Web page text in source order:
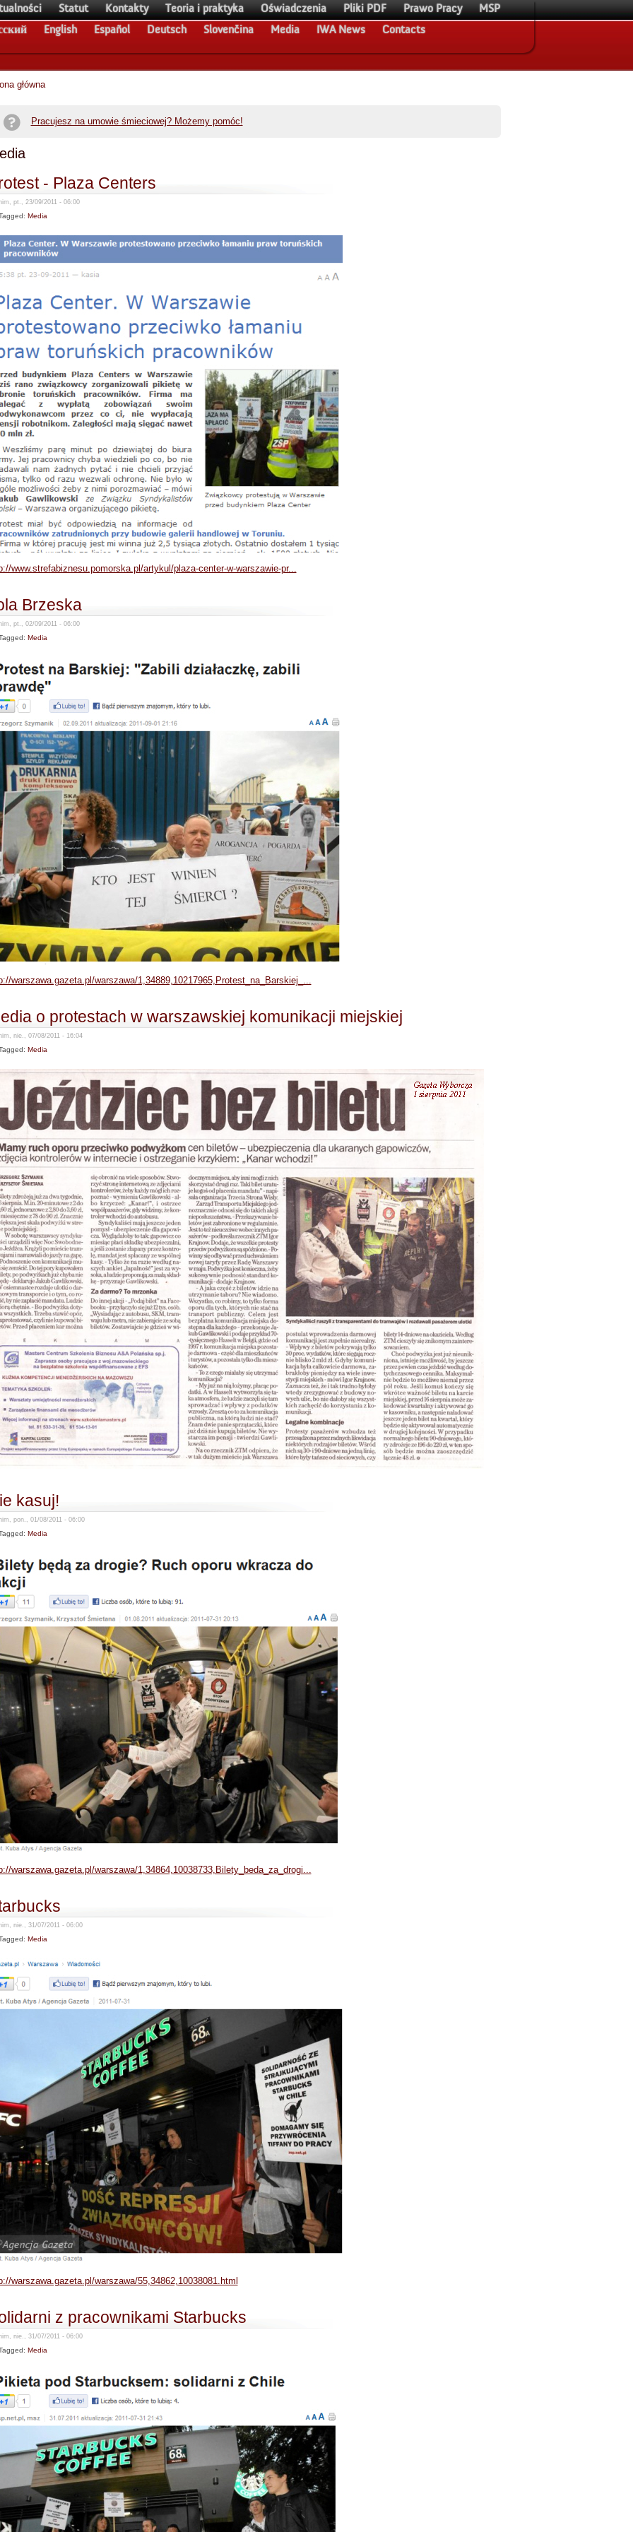
Statut Kontakty Teoria i praktyka Oświadczenia Pliki PDF Prawo Pracy
MSP
English Español Deutsch Slovenčina Media IWA News Contacts
główna
Pracujesz na umowie śmieciowej? Możemy pomóc!
- Plaza Centers
pt., 23/09/2011 - 06:00
Media
www.strefabiznesu.pomorska.pl/artykul/plaza-center-w-warszawie-pr...
Brzeska
pt., 02/09/2011 - 06:00
Media
warszawa.gazeta.pl/warszawa/1,34889,10217965,Protest_na_Barskiej_...
o protestach w warszawskiej komunikacji miejskiej
nie., 07/08/2011 - 16:04
Media
kasuj!
pon., 01/08/2011 - 06:00
Media
warszawa.gazeta.pl/warszawa/1,34864,10038733,Bilety_beda_za_drogi...
nie., 31/07/2011 - 06:00
Media
warszawa.gazeta.pl/warszawa/55,34862,10038081.html
z pracownikami Starbucks
nie., 31/07/2011 - 06:00
Media